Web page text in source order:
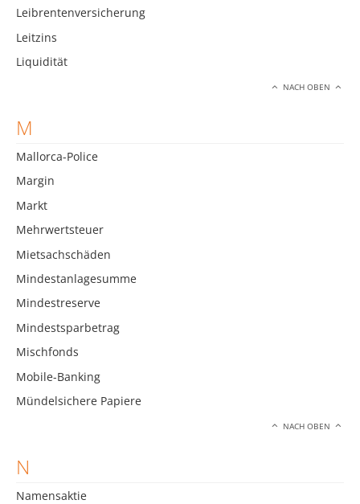
Leibrentenversicherung
Leitzins
Liquidität
NACH OBEN
M
Mallorca-Police
Margin
Markt
Mehrwertsteuer
Mietsachschäden
Mindestanlagesumme
Mindestreserve
Mindestsparbetrag
Mischfonds
Mobile-Banking
Mündelsichere Papiere
NACH OBEN
N
Namensaktie